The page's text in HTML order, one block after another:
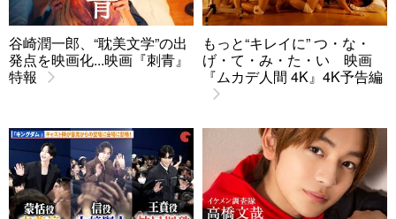
谷崎潤一郎、“耽美文学”の出
発点を映画化...映画『刺青』
特報
もっと“キレイに” つ・な・
げ・て・み・た・い 映画
『ムカデ人間 4K』4K予告編